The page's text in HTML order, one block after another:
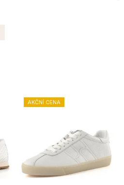
AKČNÍ CENA